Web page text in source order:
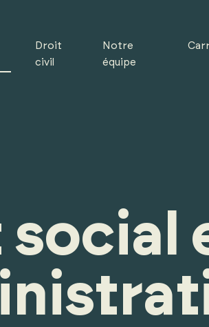
Droit
civil
Notre
équipe
social